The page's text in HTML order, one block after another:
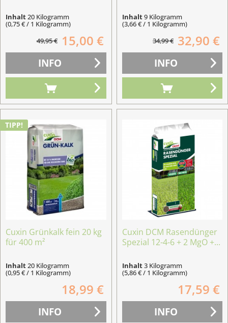
Inhalt20 Kilogramm
(0,75 € / 1 Kilogramm)
49,95 € 15,00 €
INFO
Inhalt9 Kilogramm
(3,66 € / 1 Kilogramm)
34,99 € 32,90 €
INFO
TIPP!
Cuxin Grünkalk fein 20 kg
für 400 m²
Inhalt20 Kilogramm
(0,95 € / 1 Kilogramm)
18,99 €
INFO
Cuxin DCM Rasendünger
Spezial 12-4-6 + 2 MgO +...
Inhalt3 Kilogramm
(5,86 € / 1 Kilogramm)
17,59 €
INFO